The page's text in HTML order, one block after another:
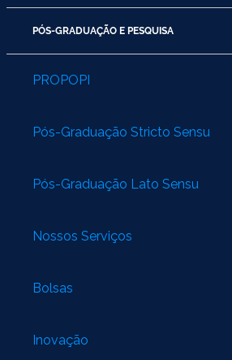
PÓS-GRADUAÇÃO E PESQUISA
PROPOPI
Pós-Graduação Stricto Sensu
Pós-Graduação Lato Sensu
Nossos Serviços
Bolsas
Inovação